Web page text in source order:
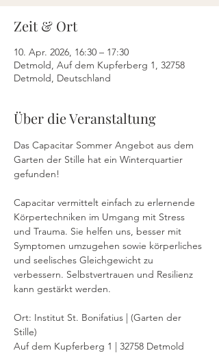
Zeit & Ort
10. Apr. 2026, 16:30 – 17:30
Detmold, Auf dem Kupferberg 1, 32758
Detmold, Deutschland
Über die Veranstaltung
Das Capacitar Sommer Angebot aus dem
Garten der Stille hat ein Winterquartier
gefunden!
Capacitar vermittelt einfach zu erlernende
Körpertechniken im Umgang mit Stress
und Trauma. Sie helfen uns, besser mit
Symptomen umzugehen sowie körperliches
und seelisches Gleichgewicht zu
verbessern. Selbstvertrauen und Resilienz
kann gestärkt werden.
Ort: Institut St. Bonifatius | (Garten der
Stille)
Auf dem Kupferberg 1 | 32758 Detmold